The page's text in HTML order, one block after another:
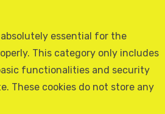
absolutely essential for the
This category only includes
functionalities and security
These cookies do not store any